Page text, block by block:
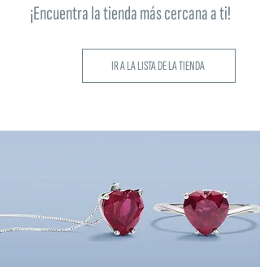
¡Encuentra la tienda más cercana a ti!
IR A LA LISTA DE LA TIENDA